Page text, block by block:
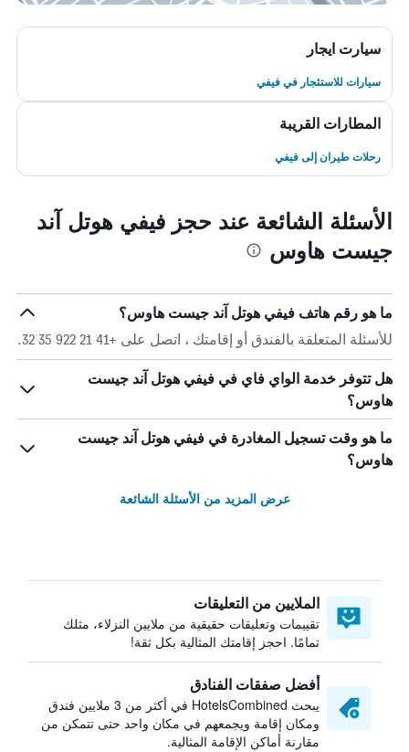
سيارت ايجار
سيارات للاستئجار في فيفي
المطارات القريبة
رحلات طيران إلى فيفي
الأسئلة الشائعة عند حجز فيفي هوتل آند
جيست هاوس
ما هو رقم هاتف فيفي هوتل آند جيست هاوس؟
للأسئلة المتعلقة بالفندق أو إقامتك ، اتصل على +41 21 922 35 32.
هل تتوفر خدمة الواي فاي في فيفي هوتل آند جيست
هاوس؟
ما هو وقت تسجيل المغادرة في فيفي هوتل آند جيست
هاوس؟
عرض المزيد من الأسئلة الشائعة
الملايين من التعليقات
تقييمات وتعليقات حقيقية من ملايين النزلاء، مثلك
تمامًا. احجز إقامتك المثالية بكل ثقة!
أفضل صفقات الفنادق
يبحث HotelsCombined في أكثر من 3 ملايين فندق
ومكان إقامة ويجمعهم في مكان واحد حتى تتمكن من
مقارنة أماكن الإقامة المثالية.